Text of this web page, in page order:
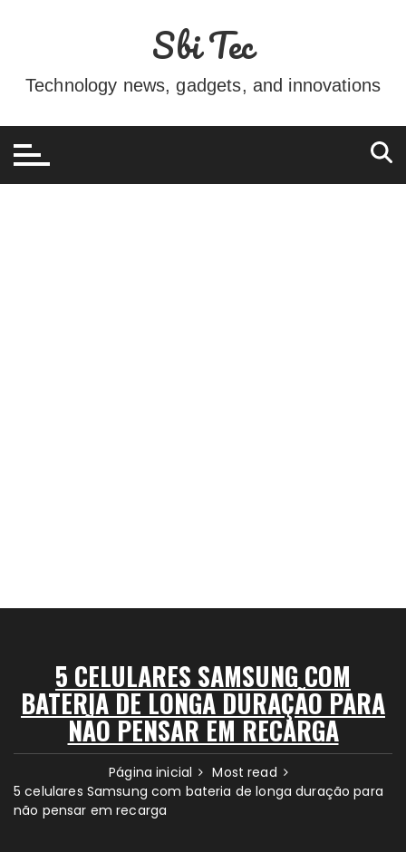
conteúdo
Sbi Tec
Technology news, gadgets, and innovations
5 CELULARES SAMSUNG COM
BATERIA DE LONGA DURAÇÃO PARA
NÃO PENSAR EM RECARGA
Página inicial
Most read
5 celulares Samsung com bateria de longa duração para
não pensar em recarga